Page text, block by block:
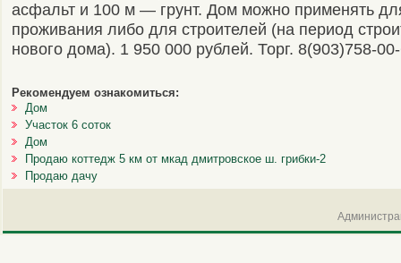
асфальт и 100 м — грунт. Дом можно применять
проживания либо для строителей (на период
нового дома). 1 950 000 рублей. Торг. 8(903)758-
Рекомендуем ознакомиться:
Дом
Участок 6 соток
Дом
Продаю коттедж 5 км от мкад дмитровское ш. грибки-2
Продаю дачу